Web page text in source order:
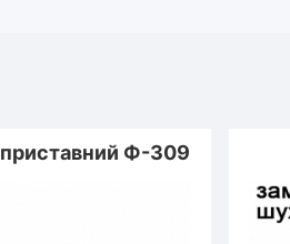
приставний Ф-309